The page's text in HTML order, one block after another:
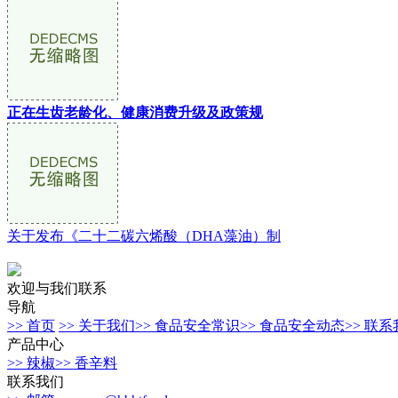
正在生齿老龄化、健康消费升级及政策规
关于发布《二十二碳六烯酸（DHA藻油）制
欢迎与我们联系
导航
>> 首页 >> 关于我们>> 食品安全常识>> 食品安全动态>> 联系
产品中心
>> 辣椒>> 香辛料
联系我们